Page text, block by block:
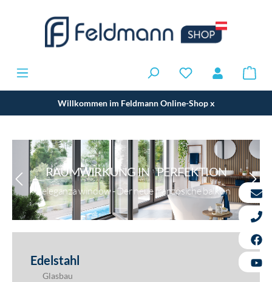
Willkommen im Feldmann Online-Shopx
RAUMWIRKUNG IN PERFEKTION
eleganza window - Der neue französiche balkon
Edelstahl
Glasbau